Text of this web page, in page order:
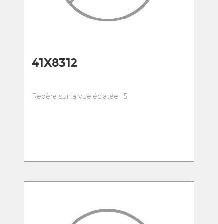
41X8312
Repère sur la vue éclatée : 5